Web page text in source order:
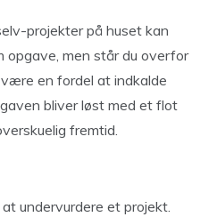
projekter på huset kan
opgave, men står du overfor
en fordel at indkalde
bliver løst med et flot
fremtid.
undervurdere et projekt.